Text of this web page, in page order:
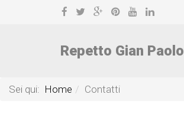
Repetto Gian Paolo
Sei qui: Home Contatti